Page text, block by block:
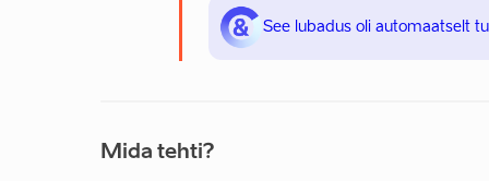
See lubadus oli automaatselt
Mida tehti?